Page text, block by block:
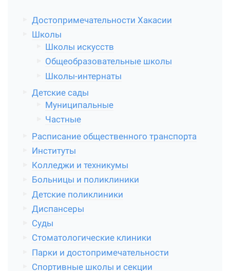
Достопримечательности Хакасии
Школы
Школы искусств
Общеобразовательные школы
Школы-интернаты
Детские сады
Муниципальные
Частные
Расписание общественного транспорта
Институты
Колледжи и техникумы
Больницы и поликлиники
Детские поликлиники
Диспансеры
Суды
Стоматологические клиники
Парки и достопримечательности
Спортивные школы и секции